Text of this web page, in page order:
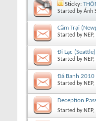
Sticky:
Started byÁnh
Cắm Trại
Started by NEP,
Đi Lạc (Seattle)
Started by NEP,
Đá Banh 2010
Started by NEP,
Deception
Started by NEP,